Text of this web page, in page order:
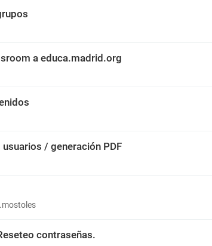
a educa.madrid.org
/ generación PDF
contraseñas.